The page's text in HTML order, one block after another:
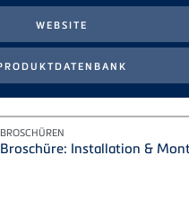
BROSCHÜREN
Broschüre: Installation &